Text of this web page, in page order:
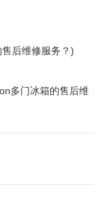
后维修服务？)
多门冰箱的售后维